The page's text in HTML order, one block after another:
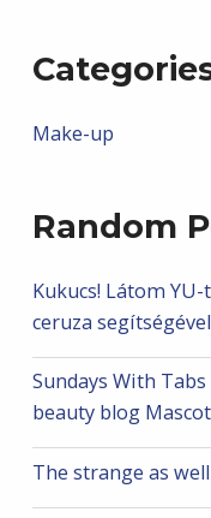
Make-up
Random
Kukucs! Látom
ceruza
Sundays With
beauty blog
The strange as